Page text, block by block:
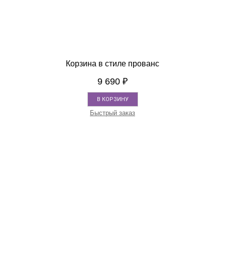
Корзина в стиле прованс
9 690 ₽
В КОРЗИНУ
Быстрый заказ